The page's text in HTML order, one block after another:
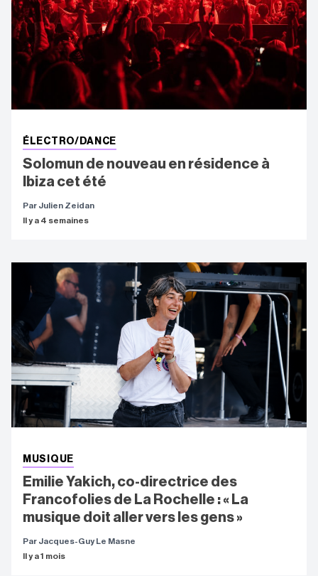
ÉLECTRO/DANCE
Solomun de nouveau en résidence à
Ibiza cet été
Par Julien Zeidan
Il y a 4 semaines
MUSIQUE
Emilie Yakich, co-directrice des
Francofolies de La Rochelle : « La
musique doit aller vers les gens »
Par Jacques-Guy Le Masne
Il y a 1 mois